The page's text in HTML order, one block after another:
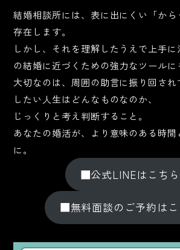
結婚相談所には、表に出にくい「か
存在します。
しかし、それを理解したうえで上手
の結婚に近づくための強力なツールに
大切なのは、周囲の助言に振り回され
したい人生はどんなものなのか、
じっくりと考え判断すること。
あなたの婚活が、より意味のある時間
に。
■公式LINEはこち
■無料面談のご予約は